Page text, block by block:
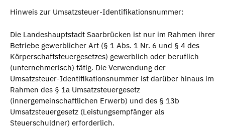
Hinweis zur Umsatzsteuer-Identifikationsnummer:
Die Landeshauptstadt Saarbrücken ist nur im Rahmen ihrer
Betriebe gewerblicher Art (§ 1 Abs. 1 Nr. 6 und § 4 des
Körperschaftsteuergesetzes) gewerblich oder beruflich
(unternehmerisch) tätig. Die Verwendung der
Umsatzsteuer-Identifikationsnummer ist darüber hinaus im
Rahmen des § 1a Umsatzsteuergesetz
(innergemeinschaftlichen Erwerb) und des § 13b
Umsatzsteuergesetz (Leistungsempfänger als
Steuerschuldner) erforderlich.